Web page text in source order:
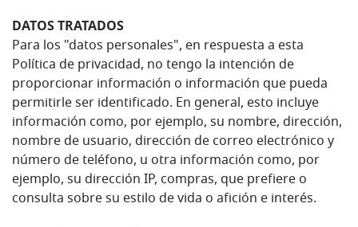
DATOS TRATADOS
Para los "datos personales", en respuesta a esta
Política de privacidad, no tengo la intención de
proporcionar información o información que pueda
permitirle ser identificado. En general, esto incluye
información como, por ejemplo, su nombre, dirección,
nombre de usuario, dirección de correo electrónico y
número de teléfono, u otra información como, por
ejemplo, su dirección IP, compras, que prefiere o
consulta sobre su estilo de vida o afición e interés.